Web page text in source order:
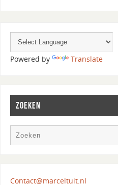
Powered by Translate
ZOEKEN
Contact@marceltuit.nl